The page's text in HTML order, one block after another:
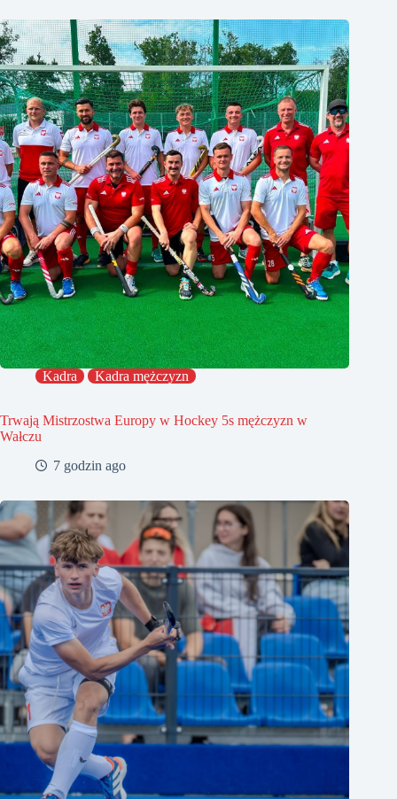
Kadra Kadra mężczyzn
Trwają Mistrzostwa Europy w Hockey 5s mężczyzn w
Wałczu
7 godzin ago